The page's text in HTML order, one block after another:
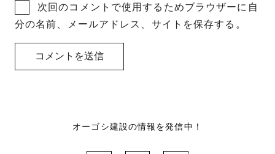
次回のコメントで使用するためブラウザーに自
分の名前、メールアドレス、サイトを保存する。
オーゴシ建設の情報を発信中！